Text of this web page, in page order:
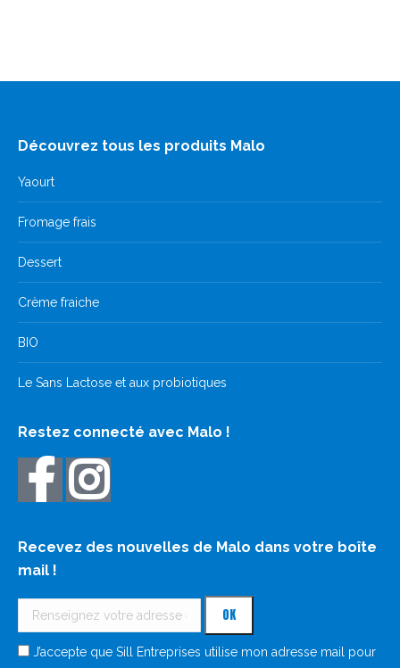
Découvrez tous les produits Malo
Yaourt
Fromage frais
Dessert
Crème fraiche
BIO
Le Sans Lactose et aux probiotiques
Restez connecté avec Malo !
Recevez des nouvelles de Malo dans votre boîte
mail !
J’accepte que Sill Entreprises utilise mon adresse mail pour